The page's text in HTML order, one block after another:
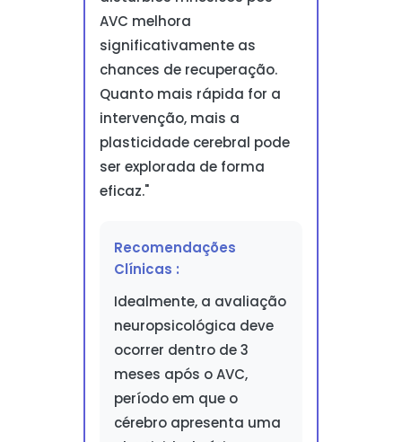
AVC melhora
significativamente as
chances de recuperação.
Quanto mais rápida for a
intervenção, mais a
plasticidade cerebral pode
ser explorada de forma
eficaz."
Recomendações
Clínicas :
Idealmente, a avaliação
neuropsicológica deve
ocorrer dentro de 3
meses após o AVC,
período em que o
cérebro apresenta uma